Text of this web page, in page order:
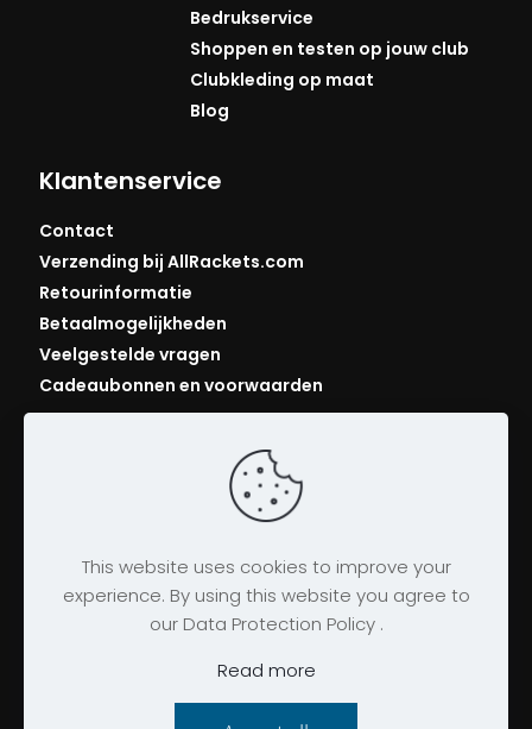
Bedrukservice
Shoppen en testen op jouw club
Clubkleding op maat
Blog
Klantenservice
Contact
Verzending bij AllRackets.com
Retourinformatie
Betaalmogelijkheden
Veelgestelde vragen
Cadeaubonnen en voorwaarden
© 2026 AllRackets.com
Algemene voorwaarden
This website uses cookies to improve your
experience. By using this website you agree to
our Data Protection Policy .
Read more